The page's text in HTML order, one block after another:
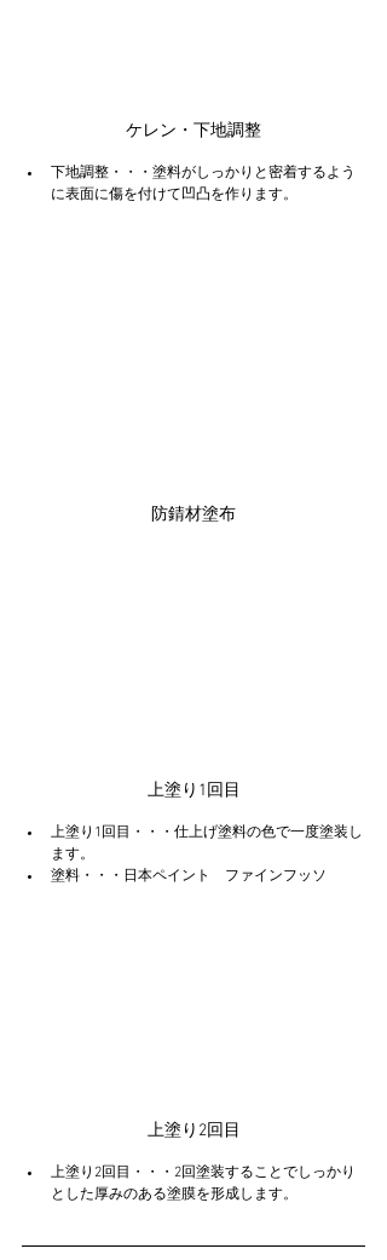
ケレン・下地調整
下地調整・・・塗料がしっかりと密着するよう
に表面に傷を付けて凹凸を作ります。
防錆材塗布
上塗り1回目
上塗り1回目・・・仕上げ塗料の色で一度塗装し
ます。
塗料・・・日本ペイント　ファインフッソ
上塗り2回目
上塗り2回目・・・2回塗装することでしっかり
とした厚みのある塗膜を形成します。